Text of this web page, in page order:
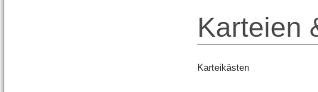
Karteien
Karteikästen